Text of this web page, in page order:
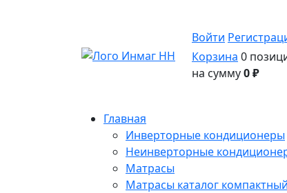
Войти
Корзина 0
на сумму0 ₽
Главная
Инверторные кондиционеры
Неинверторные
Матрасы
Матрасы каталог компактный